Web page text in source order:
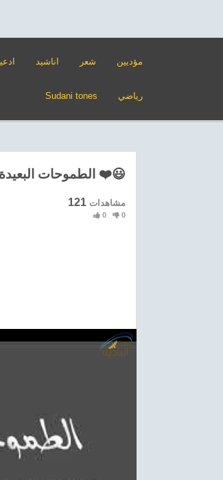
مؤديين شعر اناشيد
رياضي Sudani tones
الطموحات البعيدة || منصور القرني ❤️😃
121 مشاهدات
0 0